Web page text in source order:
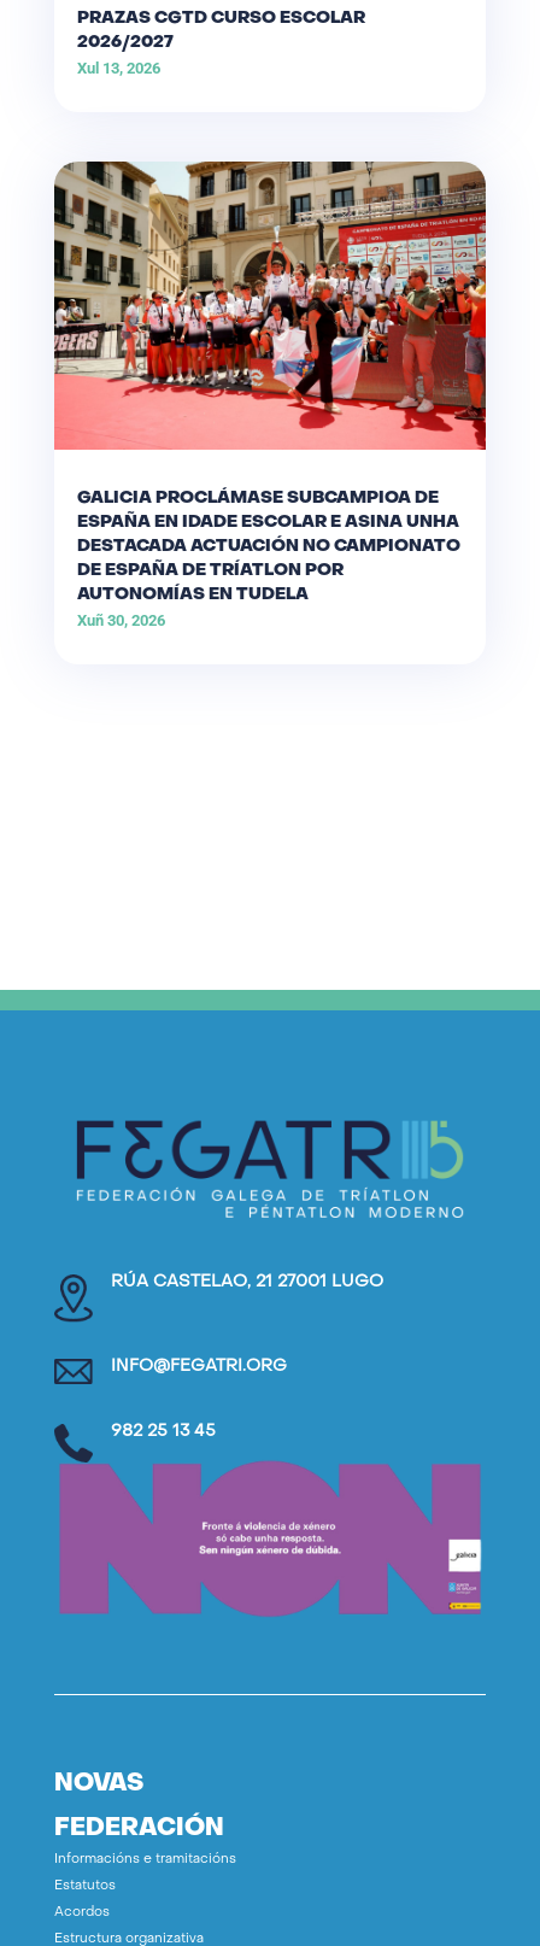
PRAZAS CGTD CURSO ESCOLAR
2026/2027
Xul 13, 2026
GALICIA PROCLÁMASE SUBCAMPIOA DE
ESPAÑA EN IDADE ESCOLAR E ASINA UNHA
DESTACADA ACTUACIÓN NO CAMPIONATO
DE ESPAÑA DE TRÍATLON POR
AUTONOMÍAS EN TUDELA
Xuñ 30, 2026
RÚA CASTELAO, 21 27001 LUGO
INFO@FEGATRI.ORG
982 25 13 45
NOVAS
FEDERACIÓN
Informacións e tramitacións
Estatutos
Acordos
Estructura organizativa